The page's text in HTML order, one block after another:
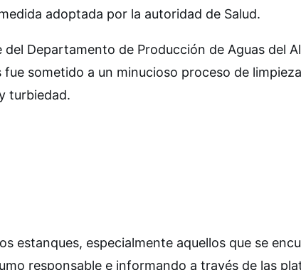
adoptada por la autoridad de Salud.
Departamento de Producción de Aguas del
sometido a un minucioso proceso de
turbiedad.
estanques, especialmente aquellos que se
responsable e informando a través de las